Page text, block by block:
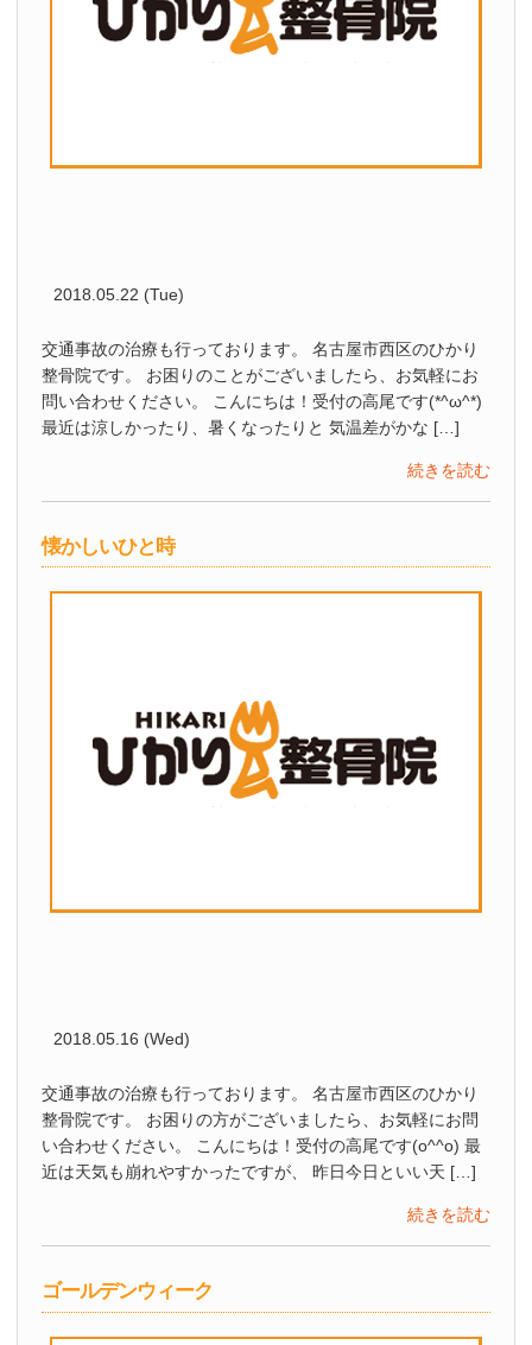
2018.05.22 (Tue)
交通事故の治療も行っております。 名古屋市西区のひかり
整骨院です。 お困りのことがございましたら、お気軽にお
問い合わせください。 こんにちは！受付の高尾です(*^ω^*)
最近は涼しかったり、暑くなったりと 気温差がかな […]
続きを読む
懐かしいひと時
2018.05.16 (Wed)
交通事故の治療も行っております。 名古屋市西区のひかり
整骨院です。 お困りの方がございましたら、お気軽にお問
い合わせください。 こんにちは！受付の高尾です(o^^o) 最
近は天気も崩れやすかったですが、 昨日今日といい天 […]
続きを読む
ゴールデンウィーク